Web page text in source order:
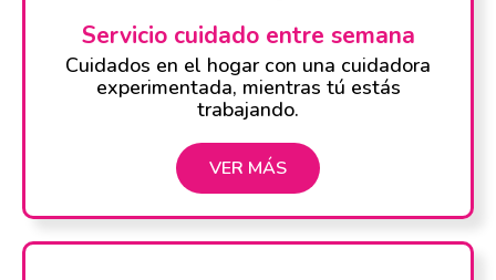
Servicio cuidado entre semana
Cuidados en el hogar con una cuidadora
experimentada, mientras tú estás
trabajando.
VER MÁS